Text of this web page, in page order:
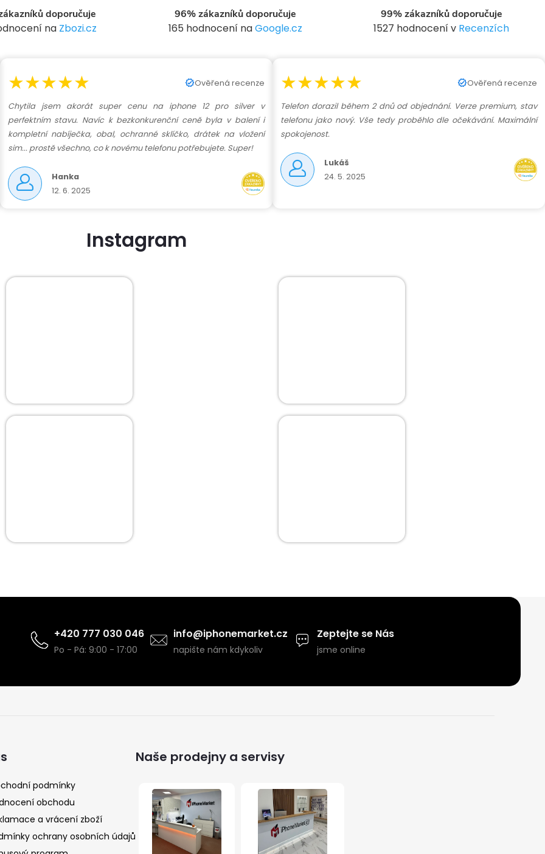
doporučuje
na Zbozi.cz
96% zákazníků doporučuje
165 hodnocení naGoogle.cz
99% zákazníků doporučuje
1527 hodnocení v Recenzích
★★★★★ Ověřená recenze
Chytila jsem akorát super cenu na iphone 12 pro silver v
perfektním stavu. Navíc k bezkonkurenční ceně byla v balení i
kompletní nabíječka, obal, ochranné sklíčko, drátek na vložení
sim... prostě všechno, co k novému telefonu potřebujete. Super!
Hanka
12. 6. 2025
★★★★★ Ověřená recenze
Telefon dorazil během 2 dnů od objednání. Verze premium, stav
telefonu jako nový. Vše tedy proběhlo dle očekávání. Maximální
spokojenost.
Lukáš
24. 5. 2025
Instagram
+420 777 030 046
Po - Pá: 9:00 - 17:00
info@iphonemarket.cz
napište nám kdykoliv
Zeptejte se Nás
jsme online
podmínky
obchodu
a vrácení zboží
ochrany osobních údajů
Naše prodejny a servisy